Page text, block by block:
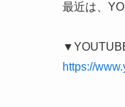
最近は、
https://